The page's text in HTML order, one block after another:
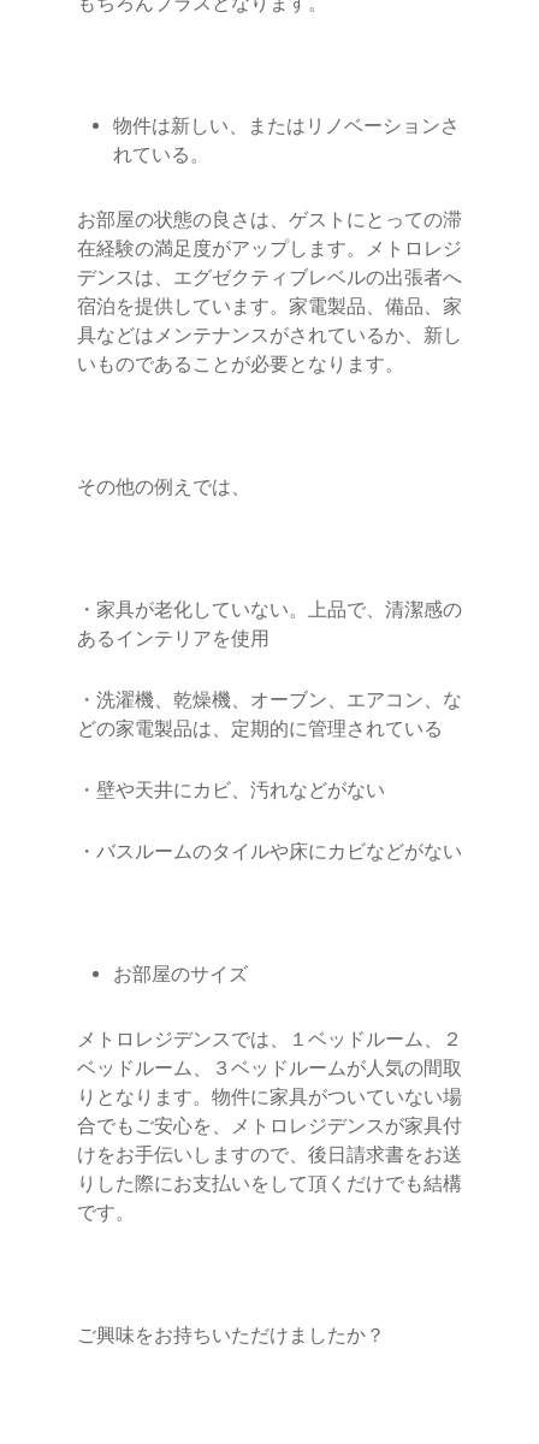
空き部屋を法人用サービスア
パートメントに変えよう
物件は新しい、またはリノベーションさ
れている。
お部屋の状態の良さは、ゲストにとっての滞
在経験の満足度がアップします。メトロレジ
デンスは、エグゼクティブレベルの出張者へ
宿泊を提供しています。家電製品、備品、家
具などはメンテナンスがされているか、新し
いものであることが必要となります。
その他の例えでは、
・家具が老化していない。上品で、清潔感の
あるインテリアを使用
・洗濯機、乾燥機、オーブン、エアコン、な
どの家電製品は、定期的に管理されている
・壁や天井にカビ、汚れなどがない
・バスルームのタイルや床にカビなどがない
お部屋のサイズ
メトロレジデンスでは、１ベッドルーム、２
ベッドルーム、３ベッドルームが人気の間取
りとなります。物件に家具がついていない場
合でもご安心を、メトロレジデンスが家具付
けをお手伝いしますので、後日請求書をお送
りした際にお支払いをして頂くだけでも結構
です。
ご興味をお持ちいただけましたか？